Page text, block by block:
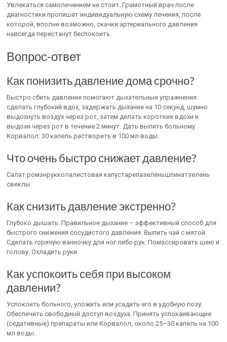
Увлекаться самолечением не стоит. Грамотный врач после
диагностики пропишет индивидуальную схему лечения, после
которой, вполне возможно, скачки артериального давления
навсегда перестанут беспокоить.
Вопрос-ответ
Как понизить давление дома срочно?
Быстро сбить давление помогают дыхательные упражнения:
сделать глубокий вдох, задержать дыхание на 10 секунд, шумно
выдохнуть воздух через рот, затем делать короткие вдохи и
выдохи через рот в течение 2 минут. Дать выпить больному
Корвалол: 30 капель растворить в 100 мл воды.
Что очень быстро снижает давление?
Салат ромэнрукколалистовая капустарепазеленьшпинатзелень
свеклы
Как снизить давление экстренно?
Глубоко дышать. Правильное дыхание – эффективный способ для
быстрого снижения сосудистого давления. Выпить чай с мятой.
Сделать горячую ванночку для ног либо рук. Помассировать шею и
голову. Охладить руки.
Как успокоить себя при высоком
давлении?
Успокоить больного, уложить или усадить его в удобную позу.
Обеспечить свободный доступ воздуха. Принять успокаивающие
(седативные) препараты или Корвалол, около 25–30 капель на 100
мл воды.